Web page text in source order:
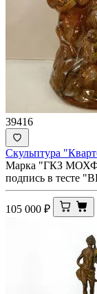
39416
Скульптура
Марка "ГКЗ МОХФ"
подпись в тесте
105 000 ₽